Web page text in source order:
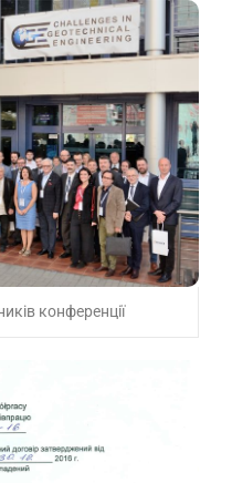
конференції